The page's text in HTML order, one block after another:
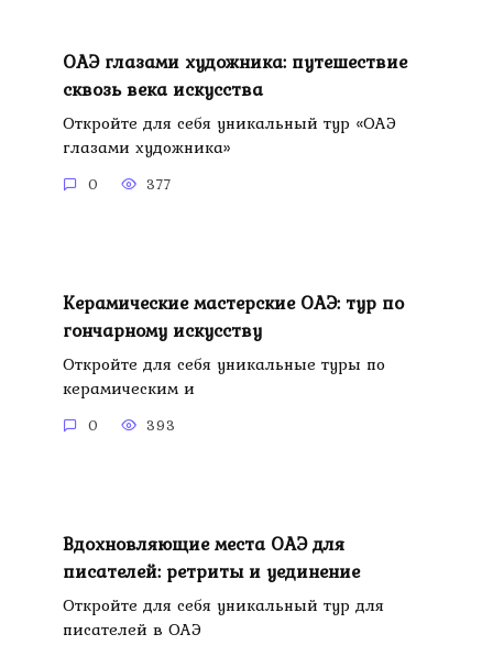
ОАЭ глазами художника: путешествие
сквозь века искусства
Откройте для себя уникальный тур «ОАЭ
глазами художника»
0 377
Керамические мастерские ОАЭ: тур по
гончарному искусству
Откройте для себя уникальные туры по
керамическим и
0 393
Вдохновляющие места ОАЭ для
писателей: ретриты и уединение
Откройте для себя уникальный тур для
писателей в ОАЭ